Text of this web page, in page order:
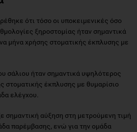
ότι τόσο οι υποκειμενικές όσο
ξηροστομίας ήταν σημαντικά
μήνα χρήσης στοματικής έκπλυσης με
σάλιου ήταν σημαντικά υψηλότερος
στοματικής έκπλυσης με θυμαρίσιο
ελέγχου.
σημαντική αύξηση στη μετρούμενη τιμή
παρέμβασης, ενώ για την ομάδα